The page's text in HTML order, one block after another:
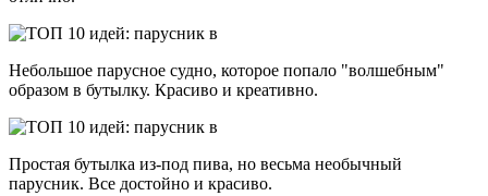
Небольшое парусное судно, которое попало "волшебным"
образом в бутылку. Красиво и креативно.
Простая бутылка из-под пива, но весьма необычный
парусник. Все достойно и красиво.